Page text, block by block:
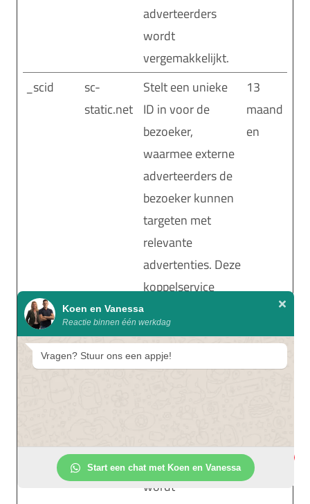
adverteerders
wordt
vergemakkelijkt.
_scid
sc-
static.net
Stelt een unieke
ID in voor de
bezoeker,
waarmee externe
adverteerders de
bezoeker kunnen
targeten met
relevante
advertenties. Deze
koppelservice
wordt geleverd
door
advertentieshubs
van derden,
adverteerders
wordt
13
maand
en
Koen en Vanessa
Reactie binnen één werkdag
Vragen? Stuur ons een appje!
Start een chat met Koen en Vanessa